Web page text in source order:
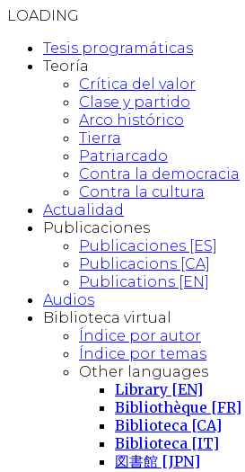
LOADING
Tesis programáticas
Teoría
Crítica del valor
Clase y partido
Arco histórico
Tierra
Patriarcado
Contra la democracia
Contra la cultura
Actualidad
Publicaciones
Publicaciones [ES]
Publicacions [CA]
Publications [EN]
Audios
Biblioteca virtual
Índice por autor
Índice por temas
Other languages
Library [EN]
Bibliothèque [FR]
Biblioteca [CA]
Biblioteca [IT]
図書館 [JPN]